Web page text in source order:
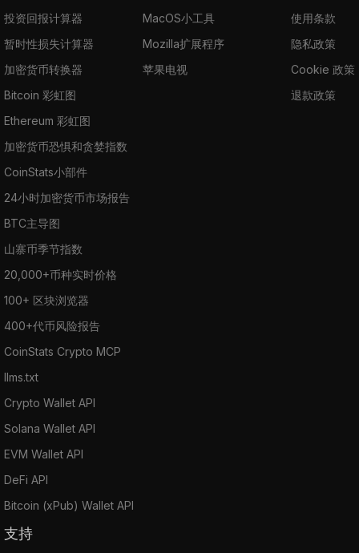
投资回报计算器
暂时性损失计算器
加密货币转换器
Bitcoin 彩虹图
Ethereum 彩虹图
加密货币恐惧和贪婪指数
CoinStats小部件
24小时加密货币市场报告
BTC主导图
山寨币季节指数
20,000+币种实时价格
100+ 区块浏览器
400+代币风险报告
CoinStats Crypto MCP
llms.txt
Crypto Wallet API
Solana Wallet API
EVM Wallet API
DeFi API
Bitcoin (xPub) Wallet API
MacOS小工具
Mozilla扩展程序
苹果电视
使用条款
隐私政策
Cookie 政策
退款政策
支持